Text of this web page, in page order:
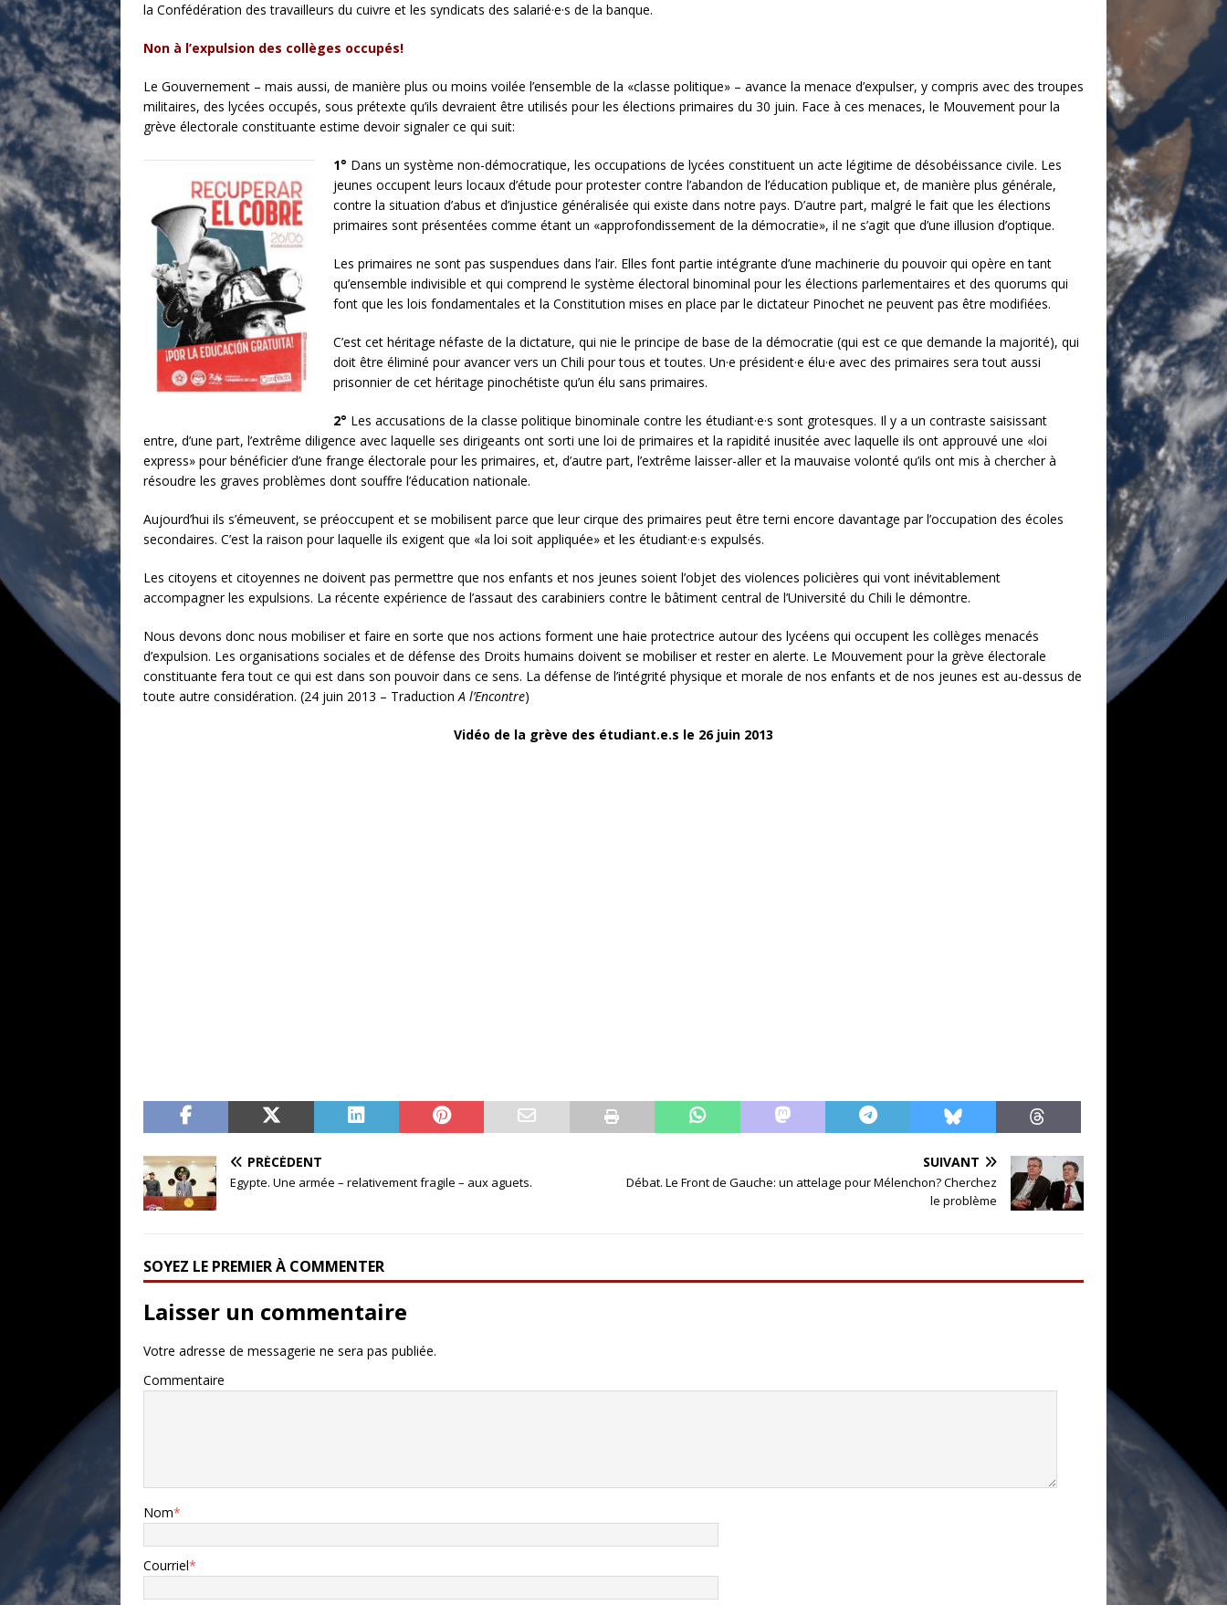
la Confédération des travailleurs du cuivre et les syndicats des salarié·e·s de la banque.
Non à l’expulsion des collèges occupés!
Le Gouvernement – mais aussi, de manière plus ou moins voilée l’ensemble de la «classe politique» – avance la menace d’expulser, y compris avec des troupes
militaires, des lycées occupés, sous prétexte qu’ils devraient être utilisés pour les élections primaires du 30 juin. Face à ces menaces, le Mouvement pour la
grève électorale constituante estime devoir signaler ce qui suit:
1° Dans un système non-démocratique, les occupations de lycées constituent un acte légitime de désobéissance civile. Les
jeunes occupent leurs locaux d’étude pour protester contre l’abandon de l’éducation publique et, de manière plus générale,
contre la situation d’abus et d’injustice généralisée qui existe dans notre pays. D’autre part, malgré le fait que les élections
primaires sont présentées comme étant un «approfondissement de la démocratie», il ne s’agit que d’une illusion d’optique.
Les primaires ne sont pas suspendues dans l’air. Elles font partie intégrante d’une machinerie du pouvoir qui opère en tant
qu’ensemble indivisible et qui comprend le système électoral binominal pour les élections parlementaires et des quorums qui
font que les lois fondamentales et la Constitution mises en place par le dictateur Pinochet ne peuvent pas être modifiées.
C’est cet héritage néfaste de la dictature, qui nie le principe de base de la démocratie (qui est ce que demande la majorité), qui
doit être éliminé pour avancer vers un Chili pour tous et toutes. Un·e président·e élu·e avec des primaires sera tout aussi
prisonnier de cet héritage pinochétiste qu’un élu sans primaires.
2° Les accusations de la classe politique binominale contre les étudiant·e·s sont grotesques. Il y a un contraste saisissant
entre, d’une part, l’extrême diligence avec laquelle ses dirigeants ont sorti une loi de primaires et la rapidité inusitée avec laquelle ils ont approuvé une «loi
express» pour bénéficier d’une frange électorale pour les primaires, et, d’autre part, l’extrême laisser-aller et la mauvaise volonté qu’ils ont mis à chercher à
résoudre les graves problèmes dont souffre l’éducation nationale.
Aujourd’hui ils s’émeuvent, se préoccupent et se mobilisent parce que leur cirque des primaires peut être terni encore davantage par l’occupation des écoles
secondaires. C’est la raison pour laquelle ils exigent que «la loi soit appliquée» et les étudiant·e·s expulsés.
Les citoyens et citoyennes ne doivent pas permettre que nos enfants et nos jeunes soient l’objet des violences policières qui vont inévitablement
accompagner les expulsions. La récente expérience de l’assaut des carabiniers contre le bâtiment central de l’Université du Chili le démontre.
Nous devons donc nous mobiliser et faire en sorte que nos actions forment une haie protectrice autour des lycéens qui occupent les collèges menacés
d’expulsion. Les organisations sociales et de défense des Droits humains doivent se mobiliser et rester en alerte. Le Mouvement pour la grève électorale
constituante fera tout ce qui est dans son pouvoir dans ce sens. La défense de l’intégrité physique et morale de nos enfants et de nos jeunes est au-dessus de
toute autre considération. (24 juin 2013 – TraductionA l’Encontre)
Vidéo de la grève des étudiant.e.s le 26 juin 2013
PRÉCÉDENT
Egypte. Une armée – relativement fragile – aux aguets.
SUIVANT
Débat. Le Front de Gauche: un attelage pour Mélenchon? Cherchez
le problème
SOYEZ LE PREMIER À COMMENTER
Laisser un commentaire
Votre adresse de messagerie ne sera pas publiée.
Commentaire
Nom*
Courriel*